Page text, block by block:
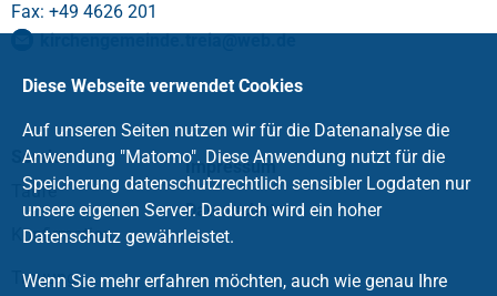
Fax: +49 4626 201
kirchengemeinde.treia@web.de
Service
Taufe
Konfirmation
Trauung
Impressum
Datenschutz
Diese Webseite verwendet Cookies
Auf unseren Seiten nutzen wir für die Datenanalyse die
Anwendung "Matomo". Diese Anwendung nutzt für die
Speicherung datenschutzrechtlich sensibler Logdaten nur
unsere eigenen Server. Dadurch wird ein hoher
Datenschutz gewährleistet.
Wenn Sie mehr erfahren möchten, auch wie genau Ihre